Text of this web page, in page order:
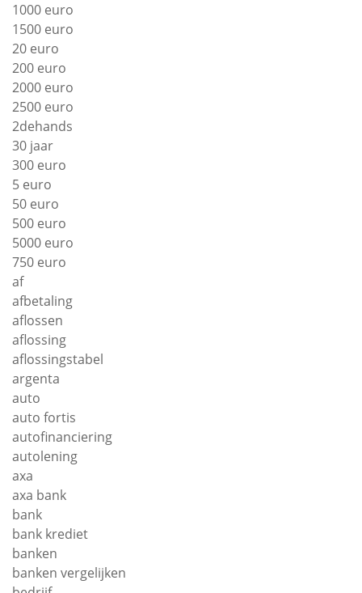
1000 euro
1500 euro
20 euro
200 euro
2000 euro
2500 euro
2dehands
30 jaar
300 euro
5 euro
50 euro
500 euro
5000 euro
750 euro
af
afbetaling
aflossen
aflossing
aflossingstabel
argenta
auto
auto fortis
autofinanciering
autolening
axa
axa bank
bank
bank krediet
banken
banken vergelijken